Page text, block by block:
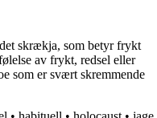
skrækja, som betyr frykt
av frykt, redsel eller
som er svært skremmende